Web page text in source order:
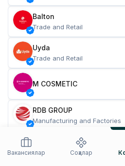
Balton
Trade and Retail
Uyda
Trade and Retail
M COSMETIC
RDB GROUP
Manufacturing and Factories
Restaurants and Fast Food
Вакансиялар
Соҳалар